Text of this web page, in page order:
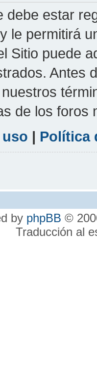
debe estar
le permitirá
Sitio puede
Antes
de los foros
| Política
by phpBB ©
Traducción al